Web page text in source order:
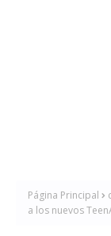
Página Principal
a los nuevos